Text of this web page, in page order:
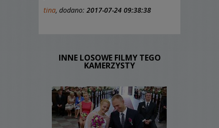
tina, dodano: 2017-07-24 09:38:38
INNE LOSOWE FILMY TEGO
KAMERZYSTY